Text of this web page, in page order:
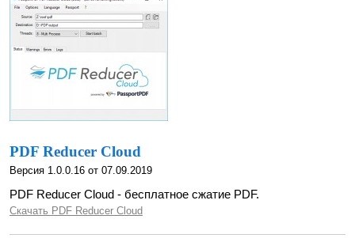
PDF Reducer Cloud
Версия 1.0.0.16 от 07.09.2019
PDF Reducer Cloud - бесплатное сжатие PDF.
Скачать PDF Reducer Cloud